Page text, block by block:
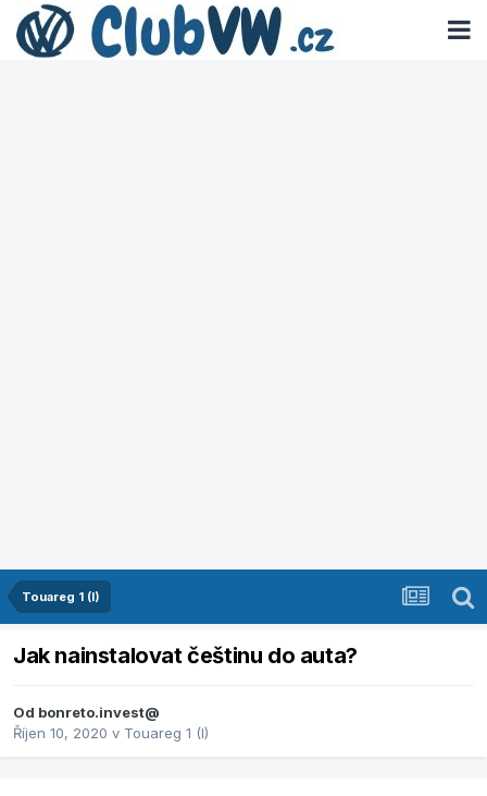
Touareg 1 (I)
Jak nainstalovat češtinu do auta?
Od bonreto.invest@
Říjen 10, 2020 v Touareg 1 (I)